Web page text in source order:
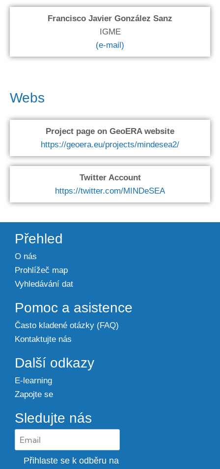
Francisco Javier González Sanz
IGME
(e-mail)
Webs
Project page on GeoERA website
https://geoera.eu/projects/mindesea2/
Twitter Account
https://twitter.com/MINDeSEA
Přehled
O nás
Prohlížeč map
Vyhledávání dat
Pomoc a asistence
Často kladené otázky (FAQ)
Kontaktujte nás
Další odkazy
E-learning
Zapojte se
Sledujte nás